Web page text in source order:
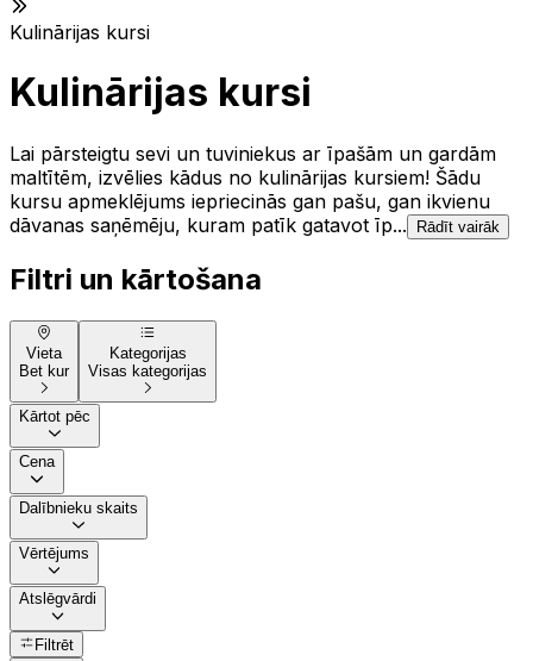
Kulinārijas kursi
Kulinārijas kursi
Lai pārsteigtu sevi un tuviniekus ar īpašām un gardām
maltītēm, izvēlies kādus no kulinārijas kursiem! Šādu
kursu apmeklējums iepriecinās gan pašu, gan ikvienu
dāvanas saņēmēju, kuram patīk gatavot īp...
Rādīt vairāk
Filtri un kārtošana
Vieta
Bet kur
Kategorijas
Visas kategorijas
Kārtot pēc
Cena
Dalībnieku skaits
Vērtējums
Atslēgvārdi
Filtrēt